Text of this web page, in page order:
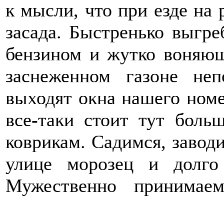
к мысли, что при езде на
засада. Быстренько
бензином и жутко
заснеженном газоне
выходят окна нашего
все-таки стоит тут
коврикам. Садимся,
улице морозец и долго
Мужественно